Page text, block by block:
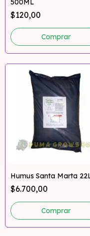
500ML
$120,00
Humus Santa Marta
$6.700,00